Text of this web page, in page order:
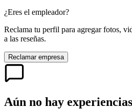
¿Eres el empleador?
Reclama tu perfil para agregar fotos,
a las reseñas.
Reclamar empresa
Aún no hay experiencias